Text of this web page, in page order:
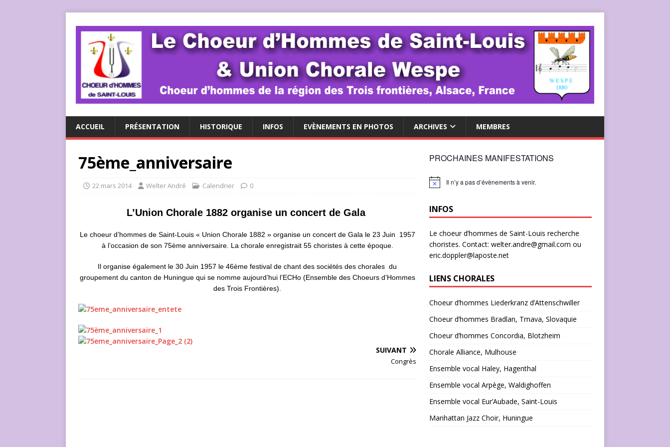
ACCUEIL PRÉSENTATION HISTORIQUE INFOS EVÈNEMENTS EN PHOTOS ARCHIVES MEMBRES
75ème_anniversaire
22 mars 2014 Welter André Calendrier 0
L’Union Chorale 1882 organise un concert de Gala
Le choeur d’hommes de Saint-Louis « Union Chorale 1882 » organise un concert de Gala le 23 Juin 1957
à l’occasion de son 75ème anniversaire. La chorale enregistrait 55 choristes à cette époque.
Il organise également le 30 Juin 1957 le 46ème festival de chant des sociétés des chorales du
groupement du canton de Huningue qui se nomme aujourd’hui l’ECHo (Ensemble des Choeurs d’Hommes
des Trois Frontières).
SUIVANT
Congrès
PROCHAINES MANIFESTATIONS
N
c
Il n’y a pas d’évènements à venir.
INFOS
Le choeur d’hommes de Saint-Louis recherche
choristes. Contact: welter.andre@gmail.com ou
eric.doppler@laposte.net
LIENS CHORALES
Choeur d’hommes Liederkranz d’Attenschwiller
Choeur d’hommes Bradlan, Trnava, Slovaquie
Choeur d’hommes Concordia, Blotzheim
Chorale Alliance, Mulhouse
Ensemble vocal Haley, Hagenthal
Ensemble vocal Arpège, Waldighoffen
Ensemble vocal Eur’Aubade, Saint-Louis
Manhattan Jazz Choir, Huningue